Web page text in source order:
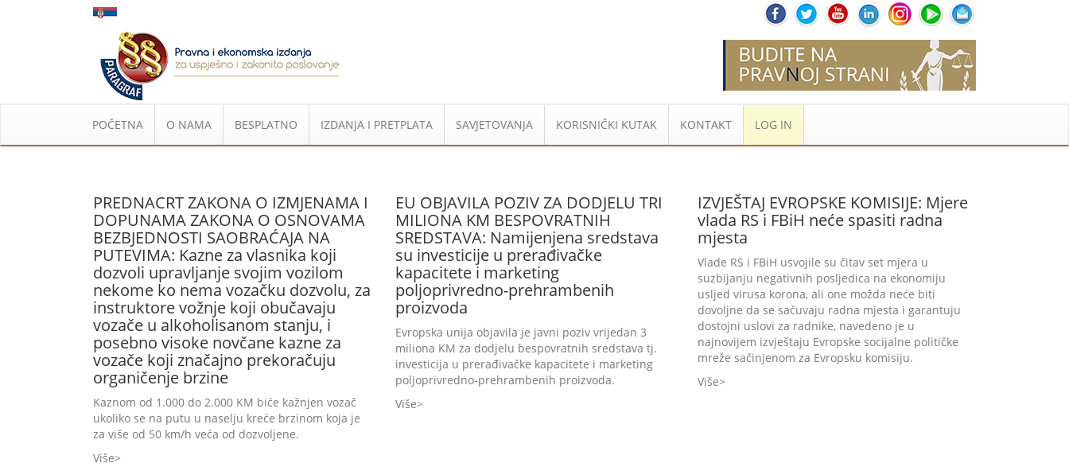
POČETNA O NAMA BESPLATNO IZDANJA I PRETPLATA SAVJETOVANJA KORISNIČKI KUTAK KONTAKT LOG IN
PREDNACRT ZAKONA O IZMJENAMA I
DOPUNAMA ZAKONA O OSNOVAMA
BEZBJEDNOSTI SAOBRAĆAJA NA
PUTEVIMA: Kazne za vlasnika koji
dozvoli upravljanje svojim vozilom
nekome ko nema vozačku dozvolu, za
instruktore vožnje koji obučavaju
vozače u alkoholisanom stanju, i
posebno visoke novčane kazne za
vozače koji značajno prekoračuju
organičenje brzine
Kaznom od 1.000 do 2.000 KM biće kažnjen vozač
ukoliko se na putu u naselju kreće brzinom koja je
za više od 50 km/h veća od dozvoljene.
Više
EU OBJAVILA POZIV ZA DODJELU TRI
MILIONA KM BESPOVRATNIH
SREDSTAVA: Namijenjena sredstava
su investicije u prerađivačke
kapacitete i marketing
poljoprivredno-prehrambenih
proizvoda
Evropska unija objavila je javni poziv vrijedan 3
miliona KM za dodjelu bespovratnih sredstava tj.
investicija u prerađivačke kapacitete i marketing
poljoprivredno-prehrambenih proizvoda.
Više
IZVJEŠTAJ EVROPSKE KOMISIJE: Mjere
vlada RS i FBiH neće spasiti radna
mjesta
Vlade RS i FBiH usvojile su čitav set mjera u
suzbijanju negativnih posljedica na ekonomiju
usljed virusa korona, ali one možda neće biti
dovoljne da se sačuvaju radna mjesta i garantuju
dostojni uslovi za radnike, navedeno je u
najnovijem izvještaju Evropske socijalne političke
mreže sačinjenom za Evropsku komisiju.
Više